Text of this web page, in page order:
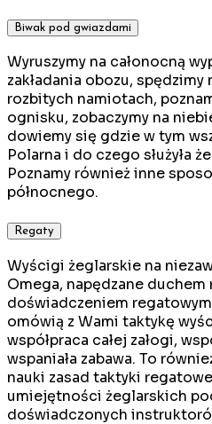
Biwak pod gwiazdami
Wyruszymy na całonocną
zakładania obozu,
rozbitych namiotach,
ognisku, zobaczymy na
dowiemy się gdzie w tym
Polarna i do czego służyła
Poznamy również inne
północnego.
Regaty
Wyścigi żeglarskie na
Omega, napędzane
doświadczeniem
omówią z Wami taktykę
współpraca całej załogi,
wspaniała zabawa. To
nauki zasad taktyki
umiejętności żeglarskich
doświadczonych